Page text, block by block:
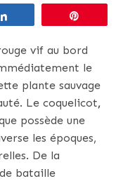
vif au bord
le
plante sauvage
Le coquelicot,
possède une
les époques,
De la
bataille